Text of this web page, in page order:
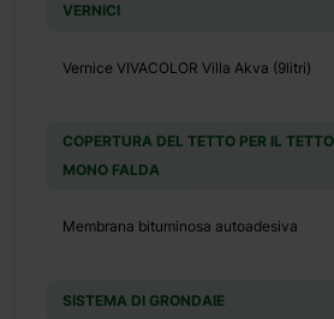
VERNICI
Vernice VIVACOLOR Villa Akva (9litri)
COPERTURA DEL TETTO PER IL TETTO
MONO FALDA
Membrana bituminosa autoadesiva
SISTEMA DI GRONDAIE
+ 0 €
+ 500 €
+ 0 €